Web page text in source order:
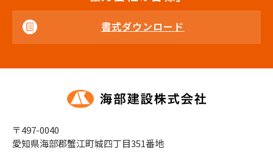
書式ダウンロード
〒497-0040
愛知県海部郡蟹江町城四丁目351番地